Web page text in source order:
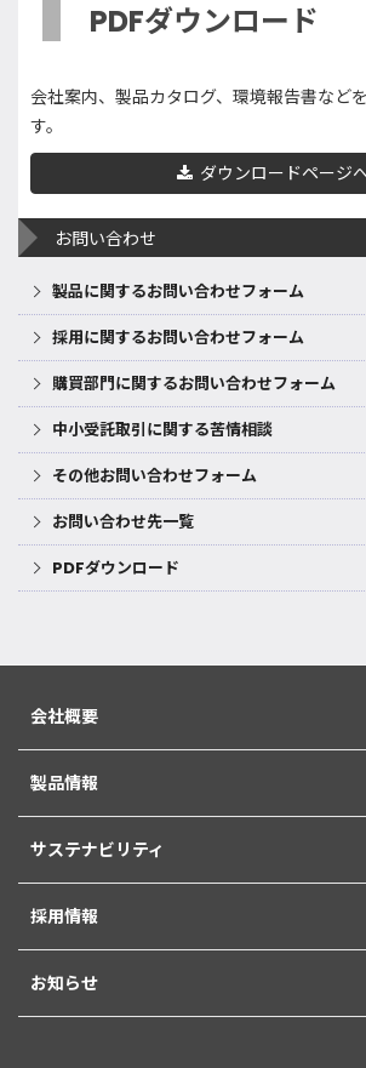
PDFダウンロード
会社案内、製品カタログ、環境報告書など
す。
ダウンロードページ
お問い合わせ
製品に関するお問い合わせフォーム
採用に関するお問い合わせフォーム
購買部門に関するお問い合わせフォーム
中小受託取引に関する苦情相談
その他お問い合わせフォーム
お問い合わせ先一覧
PDFダウンロード
会社概要
製品情報
サステナビリティ
採用情報
お知らせ